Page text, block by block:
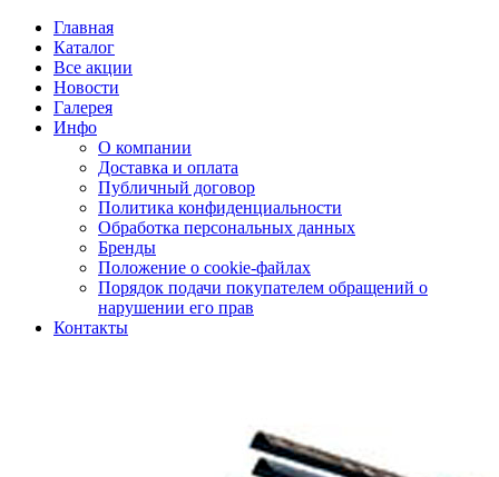
Главная
Каталог
Все акции
Новости
Галерея
Инфо
О компании
Доставка и оплата
Публичный договор
Политика конфиденциальности
Обработка персональных данных
Бренды
Положение о cookie-файлах
Порядок подачи покупателем обращений о
нарушении его прав
Контакты